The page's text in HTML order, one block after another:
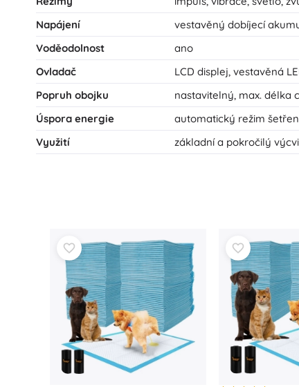
Napájení
vestavěný dobíjecí
Voděodolnost
ano
Ovladač
LCD displej, vestavěná
Popruh obojku
nastavitelný, max. délka
Úspora energie
automatický režim
Využití
základní a pokročilý